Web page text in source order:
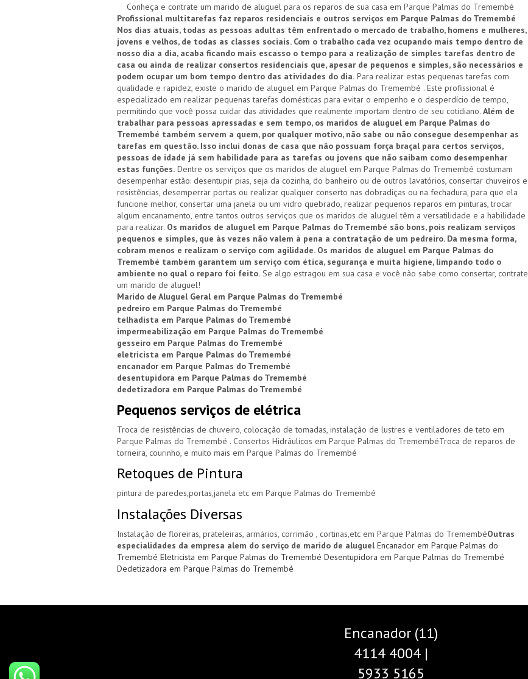
Conheça e contrate um marido de aluguel para os reparos de sua casa em Parque Palmas do Tremembé
Profissional multitarefas faz reparos residenciais e outros serviços em Parque Palmas do Tremembé
Nos dias atuais, todas as pessoas adultas têm enfrentado o mercado de trabalho, homens e mulheres,
jovens e velhos, de todas as classes sociais. Com o trabalho cada vez ocupando mais tempo dentro de
nosso dia a dia, acaba ficando mais escasso o tempo para a realização de simples tarefas dentro de
casa ou ainda de realizar consertos residenciais que, apesar de pequenos e simples, são necessários e
podem ocupar um bom tempo dentro das atividades do dia. Para realizar estas pequenas tarefas com
qualidade e rapidez, existe o marido de aluguel em Parque Palmas do Tremembé . Este profissional é
especializado em realizar pequenas tarefas domésticas para evitar o empenho e o desperdício de tempo,
permitindo que você possa cuidar das atividades que realmente importam dentro de seu cotidiano. Além de
trabalhar para pessoas apressadas e sem tempo, os maridos de aluguel em Parque Palmas do
Tremembé também servem a quem, por qualquer motivo, não sabe ou não consegue desempenhar as
tarefas em questão. Isso inclui donas de casa que não possuam força braçal para certos serviços,
pessoas de idade já sem habilidade para as tarefas ou jovens que não saibam como desempenhar
estas funções. Dentre os serviços que os maridos de aluguel em Parque Palmas do Tremembé costumam
desempenhar estão: desentupir pias, seja da cozinha, do banheiro ou de outros lavatórios, consertar chuveiros e
resistências, desemperrar portas ou realizar qualquer conserto nas dobradiças ou na fechadura, para que ela
funcione melhor, consertar uma janela ou um vidro quebrado, realizar pequenos reparos em pinturas, trocar
algum encanamento, entre tantos outros serviços que os maridos de aluguel têm a versatilidade e a habilidade
para realizar. Os maridos de aluguel em Parque Palmas do Tremembé são bons, pois realizam serviços
pequenos e simples, que às vezes não valem à pena a contratação de um pedreiro. Da mesma forma,
cobram menos e realizam o serviço com agilidade. Os maridos de aluguel em Parque Palmas do
Tremembé também garantem um serviço com ética, segurança e muita higiene, limpando todo o
ambiente no qual o reparo foi feito. Se algo estragou em sua casa e você não sabe como consertar, contrate
um marido de aluguel!
Marido de Aluguel Geral em Parque Palmas do Tremembé
pedreiro em Parque Palmas do Tremembé
telhadista em Parque Palmas do Tremembé
impermeabilização em Parque Palmas do Tremembé
gesseiro em Parque Palmas do Tremembé
eletricista em Parque Palmas do Tremembé
encanador em Parque Palmas do Tremembé
desentupidora em Parque Palmas do Tremembé
dedetizadora em Parque Palmas do Tremembé
Pequenos serviços de elétrica
Troca de resistências de chuveiro, colocação de tomadas, instalação de lustres e ventiladores de teto em
Parque Palmas do Tremembé . Consertos Hidráulicos em Parque Palmas do TremembéTroca de reparos de
torneira, courinho, e muito mais em Parque Palmas do Tremembé
Retoques de Pintura
pintura de paredes,portas,janela etc em Parque Palmas do Tremembé
Instalações Diversas
Instalação de floreiras, prateleiras, armários, corrimão , cortinas,etc em Parque Palmas do TremembéOutras
especialidades da empresa alem do serviço de marido de aluguel Encanador em Parque Palmas do
Tremembé Eletricista em Parque Palmas do Tremembé Desentupidora em Parque Palmas do Tremembé
Dedetizadora em Parque Palmas do Tremembé
Encanador (11)
4114 4004 |
5933 5165